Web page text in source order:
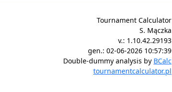
Tournament Calculator
S. Mączka
v.: 1.10.42.29193
gen.: 02-06-2026 10:57:39
Double-dummy analysis by BCalc
tournamentcalculator.pl